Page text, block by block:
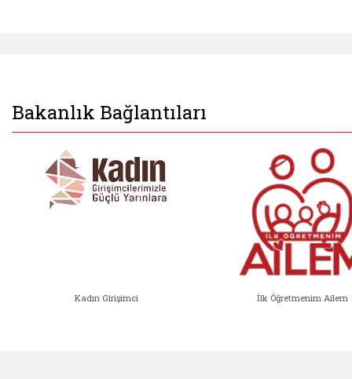
Bakanlık Bağlantıları
Kadın Girişimci İlk Öğretmenim Ailem